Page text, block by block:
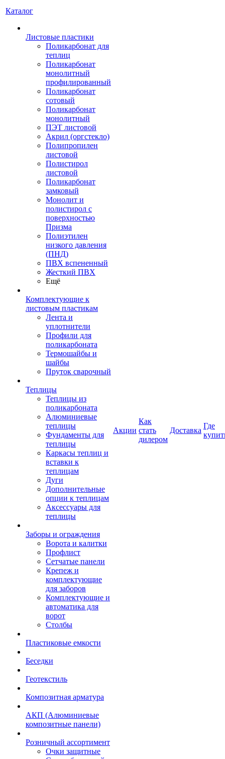
Каталог
Листовые пластики
Поликарбонат для
теплиц
Поликарбонат
монолитный
профилированный
Поликарбонат
сотовый
Поликарбонат
монолитный
ПЭТ листовой
Акрил (оргстекло)
Полипропилен
листовой
Полистирол
листовой
Поликарбонат
замковый
Монолит и
полистирол с
поверхностью
Призма
Полиэтилен
низкого давления
(ПНД)
ПВХ вспененный
Жесткий ПВХ
Ещё
Комплектующие к
листовым пластикам
Лента и
уплотнители
Профили для
поликарбоната
Термошайбы и
шайбы
Пруток сварочный
Теплицы
Теплицы из
поликарбоната
Алюминиевые
теплицы
Фундаменты для
теплицы
Каркасы теплиц и
вставки к
теплицам
Дуги
Дополнительные
опции к теплицам
Аксессуары для
теплицы
Заборы и ограждения
Ворота и калитки
Профлист
Сетчатые панели
Крепеж и
комплектующие
для заборов
Комплектующие и
автоматика для
ворот
Столбы
Пластиковые емкости
Беседки
Геотекстиль
Композитная арматура
АКП (Алюминиевые
композитные панели)
Розничный ассортимент
Очки защитные
Акции
Как
стать
дилером
Доставка
Где